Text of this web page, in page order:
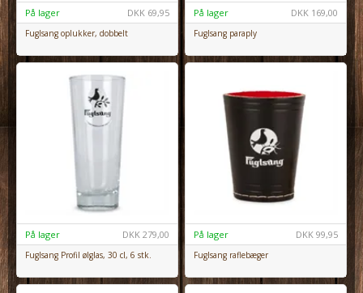
DKK 69,95
På lager
Fuglsang oplukker, dobbelt
DKK 169,00
På lager
Fuglsang paraply
DKK 279,00
På lager
Fuglsang Profil ølglas, 30 cl, 6 stk.
DKK 99,95
På lager
Fuglsang raflebæger